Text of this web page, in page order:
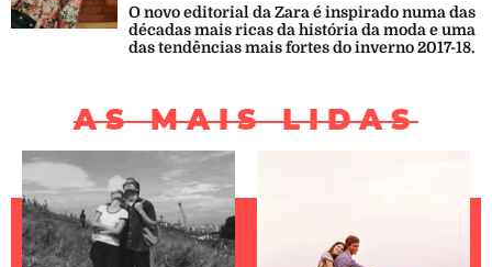
O novo editorial da Zara é inspirado numa das
décadas mais ricas da história da moda e uma
das tendências mais fortes do inverno 2017-18.
AS MAIS LIDAS